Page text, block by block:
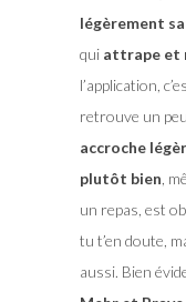
légèrement
qui attrape et
l’application,
retrouve un
accroche
plutôt bien ,
un repas, est
tu t’en doute,
aussi. Bien